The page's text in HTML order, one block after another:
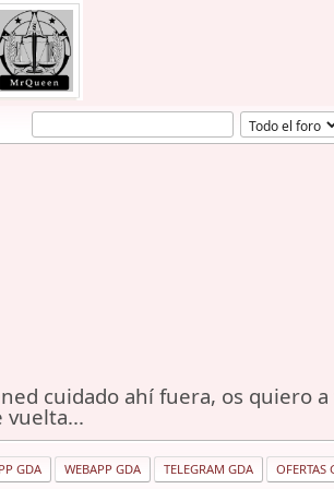
cuidado ahí fuera, os quiero a
vuelta...
GDA WEBAPP GDA TELEGRAM GDA OFERTAS